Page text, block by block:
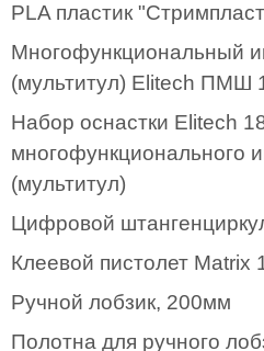
PLA пластик
Многофункциональный
(мультитул) Elitech ПМШ
Набор оснастки Elitech
многофункционального
(мультитул)
Цифровой
Клеевой пистолет Matrix
Ручной лобзик, 200мм
Полотна для ручного